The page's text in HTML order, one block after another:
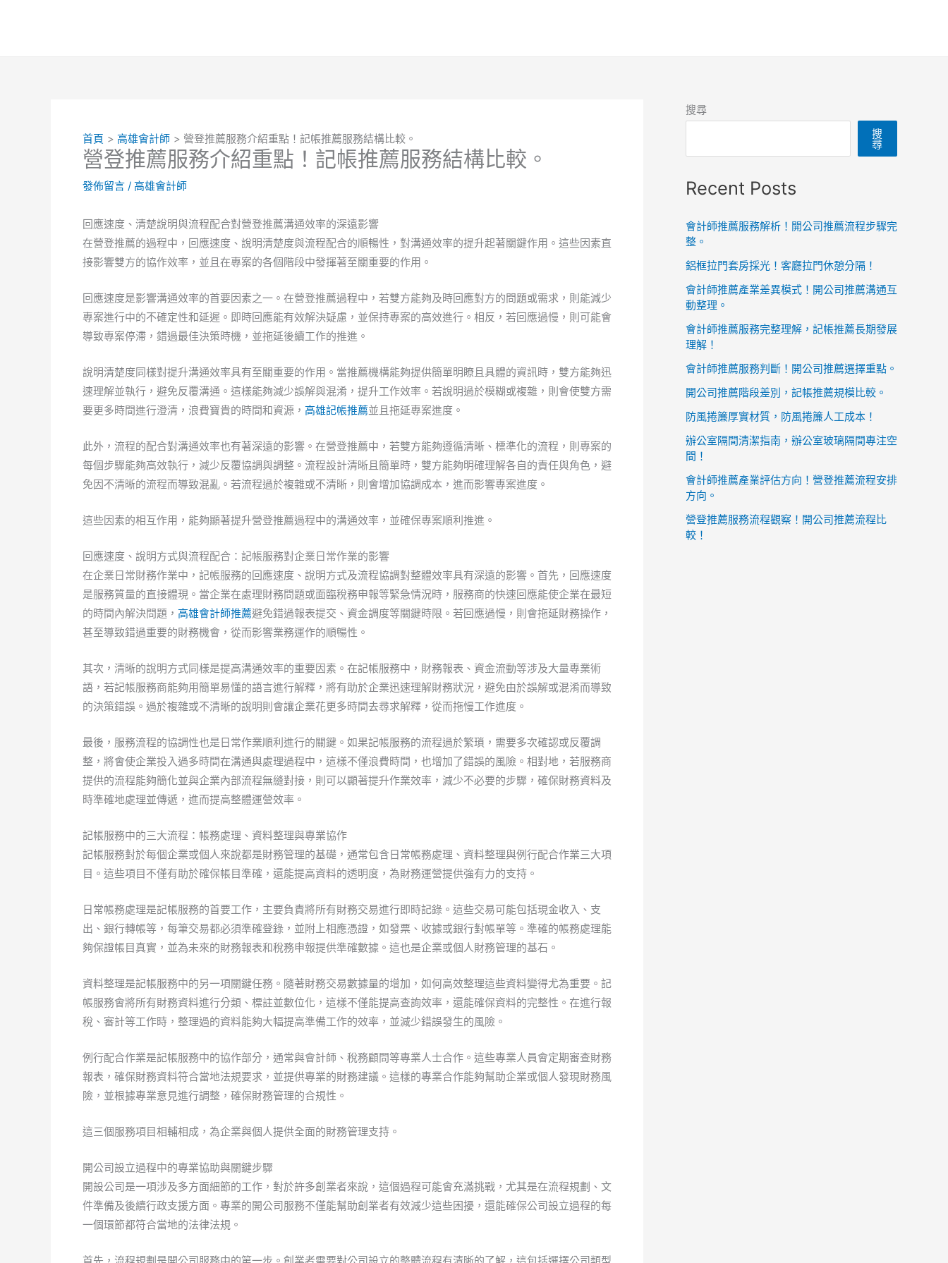
首頁 高雄會計師 營登推薦服務介紹重點！記帳推薦服務結構比較。
營登推薦服務介紹重點！記帳推薦服務結構比較。
發佈留言 / 高雄會計師
回應速度、清楚說明與流程配合對營登推薦溝通效率的深遠影響
在營登推薦的過程中，回應速度、說明清楚度與流程配合的順暢性，對溝通效率的提升起著關鍵作用。這些因素直
接影響雙方的協作效率，並且在專案的各個階段中發揮著至關重要的作用。
回應速度是影響溝通效率的首要因素之一。在營登推薦過程中，若雙方能夠及時回應對方的問題或需求，則能減少
專案進行中的不確定性和延遲。即時回應能有效解決疑慮，並保持專案的高效進行。相反，若回應過慢，則可能會
導致專案停滯，錯過最佳決策時機，並拖延後續工作的推進。
說明清楚度同樣對提升溝通效率具有至關重要的作用。當推薦機構能夠提供簡單明瞭且具體的資訊時，雙方能夠迅
速理解並執行，避免反覆溝通。這樣能夠減少誤解與混淆，提升工作效率。若說明過於模糊或複雜，則會使雙方需
要更多時間進行澄清，浪費寶貴的時間和資源， 高雄記帳推薦並且拖延專案進度。
此外，流程的配合對溝通效率也有著深遠的影響。在營登推薦中，若雙方能夠遵循清晰、標準化的流程，則專案的
每個步驟能夠高效執行，減少反覆協調與調整。流程設計清晰且簡單時，雙方能夠明確理解各自的責任與角色，避
免因不清晰的流程而導致混亂。若流程過於複雜或不清晰，則會增加協調成本，進而影響專案進度。
這些因素的相互作用，能夠顯著提升營登推薦過程中的溝通效率，並確保專案順利推進。
回應速度、說明方式與流程配合：記帳服務對企業日常作業的影響
在企業日常財務作業中，記帳服務的回應速度、說明方式及流程協調對整體效率具有深遠的影響。首先，回應速度
是服務質量的直接體現。當企業在處理財務問題或面臨稅務申報等緊急情況時，服務商的快速回應能使企業在最短
的時間內解決問題， 高雄會計師推薦避免錯過報表提交、資金調度等關鍵時限。若回應過慢，則會拖延財務操作，
甚至導致錯過重要的財務機會，從而影響業務運作的順暢性。
其次，清晰的說明方式同樣是提高溝通效率的重要因素。在記帳服務中，財務報表、資金流動等涉及大量專業術
語，若記帳服務商能夠用簡單易懂的語言進行解釋，將有助於企業迅速理解財務狀況，避免由於誤解或混淆而導致
的決策錯誤。過於複雜或不清晰的說明則會讓企業花更多時間去尋求解釋，從而拖慢工作進度。
最後，服務流程的協調性也是日常作業順利進行的關鍵。如果記帳服務的流程過於繁瑣，需要多次確認或反覆調
整，將會使企業投入過多時間在溝通與處理過程中，這樣不僅浪費時間，也增加了錯誤的風險。相對地，若服務商
提供的流程能夠簡化並與企業內部流程無縫對接，則可以顯著提升作業效率，減少不必要的步驟，確保財務資料及
時準確地處理並傳遞，進而提高整體運營效率。
記帳服務中的三大流程：帳務處理、資料整理與專業協作
記帳服務對於每個企業或個人來說都是財務管理的基礎，通常包含日常帳務處理、資料整理與例行配合作業三大項
目。這些項目不僅有助於確保帳目準確，還能提高資料的透明度，為財務運營提供強有力的支持。
日常帳務處理是記帳服務的首要工作，主要負責將所有財務交易進行即時記錄。這些交易可能包括現金收入、支
出、銀行轉帳等，每筆交易都必須準確登錄，並附上相應憑證，如發票、收據或銀行對帳單等。準確的帳務處理能
夠保證帳目真實，並為未來的財務報表和稅務申報提供準確數據。這也是企業或個人財務管理的基石。
資料整理是記帳服務中的另一項關鍵任務。隨著財務交易數據量的增加，如何高效整理這些資料變得尤為重要。記
帳服務會將所有財務資料進行分類、標註並數位化，這樣不僅能提高查詢效率，還能確保資料的完整性。在進行報
稅、審計等工作時，整理過的資料能夠大幅提高準備工作的效率，並減少錯誤發生的風險。
例行配合作業是記帳服務中的協作部分，通常與會計師、稅務顧問等專業人士合作。這些專業人員會定期審查財務
報表，確保財務資料符合當地法規要求，並提供專業的財務建議。這樣的專業合作能夠幫助企業或個人發現財務風
險，並根據專業意見進行調整，確保財務管理的合規性。
這三個服務項目相輔相成，為企業與個人提供全面的財務管理支持。
開公司設立過程中的專業協助與關鍵步驟
開設公司是一項涉及多方面細節的工作，對於許多創業者來說，這個過程可能會充滿挑戰，尤其是在流程規劃、文
件準備及後續行政支援方面。專業的開公司服務不僅能幫助創業者有效減少這些困擾，還能確保公司設立過程的每
一個環節都符合當地的法律法規。
搜尋
搜
尋
Recent Posts
會計師推薦服務解析！開公司推薦流程步驟完
整。
鋁框拉門套房採光！客廳拉門休憩分隔！
會計師推薦產業差異模式！開公司推薦溝通互
動整理。
會計師推薦服務完整理解，記帳推薦長期發展
理解！
會計師推薦服務判斷！開公司推薦選擇重點。
開公司推薦階段差別，記帳推薦規模比較。
防風捲簾厚實材質，防風捲簾人工成本！
辦公室隔間清潔指南，辦公室玻璃隔間專注空
間！
會計師推薦產業評估方向！營登推薦流程安排
方向。
營登推薦服務流程觀察！開公司推薦流程比
較！